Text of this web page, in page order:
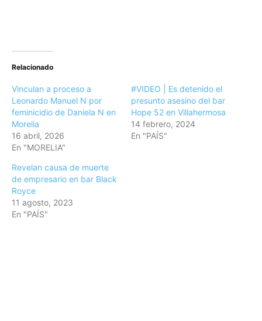
Relacionado
Vinculan a proceso a
Leonardo Manuel N por
feminicidio de Daniela N en
Morelia
16 abril, 2026
En "MORELIA"
#VIDEO | Es detenido el
presunto asesino del bar
Hope 52 en Villahermosa
14 febrero, 2024
En "PAÍS"
Revelan causa de muerte
de empresario en bar Black
Royce
11 agosto, 2023
En "PAÍS"